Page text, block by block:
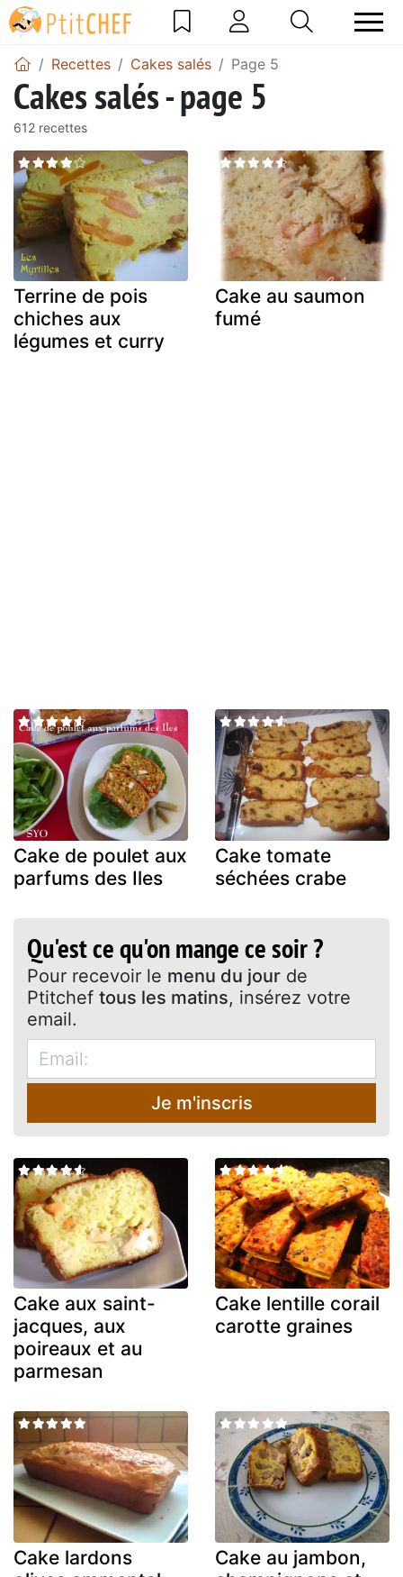
Recettes Cakes salés Page 5
Cakes salés - page 5
612 recettes
Terrine de pois
chiches aux
légumes et curry
Cake au saumon
fumé
Cake de poulet aux
parfums des Iles
Cake tomate
séchées crabe
Qu'est ce qu'on mange ce soir ?
Pour recevoir le menu du jour de
Ptitchef tous les matins, insérez votre
email.
Je m'inscris
Cake aux saint-
jacques, aux
poireaux et au
parmesan
Cake lentille corail
carotte graines
Cake lardons
Cake au jambon,